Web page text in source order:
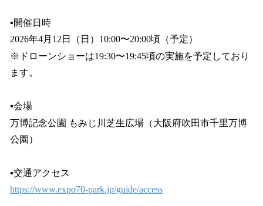
▪️開催日時
2026年4月12日（日）10:00〜20:00頃（予定）
※ドローンショーは19:30〜19:45頃の実施を予定しており
ます。
▪️会場
万博記念公園 もみじ川芝生広場（大阪府吹田市千里万博
公園）
▪️交通アクセス
https://www.expo70-park.jp/guide/access